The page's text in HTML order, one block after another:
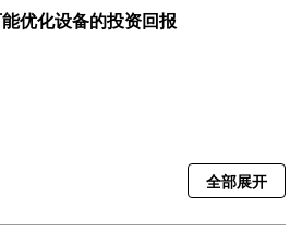
优化设备的投资回报
全部展开